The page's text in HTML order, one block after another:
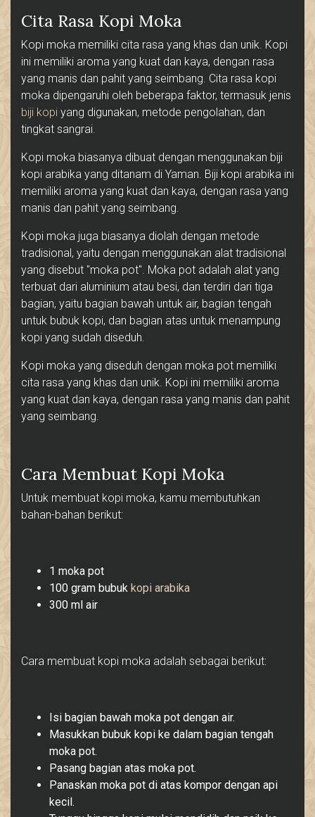
Cita Rasa Kopi Moka
Kopi moka memiliki cita rasa yang khas dan unik. Kopi
ini memiliki aroma yang kuat dan kaya, dengan rasa
yang manis dan pahit yang seimbang. Cita rasa kopi
moka dipengaruhi oleh beberapa faktor, termasuk jenis
biji kopi yang digunakan, metode pengolahan, dan
tingkat sangrai.
Kopi moka biasanya dibuat dengan menggunakan biji
kopi arabika yang ditanam di Yaman. Biji kopi arabika ini
memiliki aroma yang kuat dan kaya, dengan rasa yang
manis dan pahit yang seimbang.
Kopi moka juga biasanya diolah dengan metode
tradisional, yaitu dengan menggunakan alat tradisional
yang disebut "moka pot". Moka pot adalah alat yang
terbuat dari aluminium atau besi, dan terdiri dari tiga
bagian, yaitu bagian bawah untuk air, bagian tengah
untuk bubuk kopi, dan bagian atas untuk menampung
kopi yang sudah diseduh.
Kopi moka yang diseduh dengan moka pot memiliki
cita rasa yang khas dan unik. Kopi ini memiliki aroma
yang kuat dan kaya, dengan rasa yang manis dan pahit
yang seimbang.
Cara Membuat Kopi Moka
Untuk membuat kopi moka, kamu membutuhkan
bahan-bahan berikut:
1 moka pot
100 gram bubuk kopi arabika
300 ml air
Cara membuat kopi moka adalah sebagai berikut:
Isi bagian bawah moka pot dengan air.
Masukkan bubuk kopi ke dalam bagian tengah
moka pot.
Pasang bagian atas moka pot.
Panaskan moka pot di atas kompor dengan api
kecil.